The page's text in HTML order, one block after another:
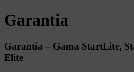
Garantia
Garantía – Gama StartLite,
Elite